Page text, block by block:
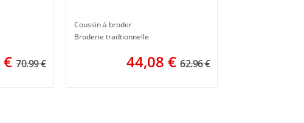
€ 70.99 €
Coussin à broder
Broderie tradtionnelle
44,08 € 62.96 €